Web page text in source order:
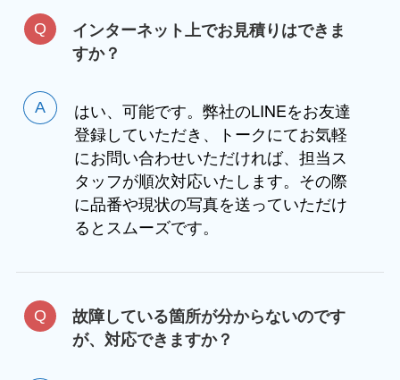
インターネット上でお見積りはできま
すか？
はい、可能です。弊社のLINEをお友達
登録していただき、トークにてお気軽
にお問い合わせいただければ、担当ス
タッフが順次対応いたします。その際
に品番や現状の写真を送っていただけ
るとスムーズです。
故障している箇所が分からないのです
が、対応できますか？